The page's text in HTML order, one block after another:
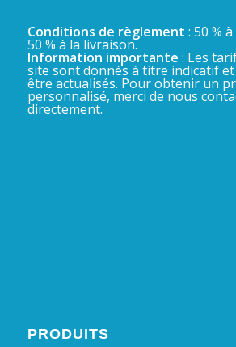
Conditions de règlement : 50 %
50 % à la livraison.
Information importante : Les
site sont donnés à titre indicatif
être actualisés. Pour obtenir un
personnalisé, merci de nous
directement.
PRODUITS